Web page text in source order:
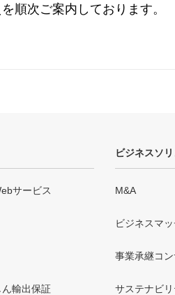
順次ご案内しております。
サービス
ん輸出保証
ビジネスソ
M&A
ビジネスマ
事業承継コ
サステナビ